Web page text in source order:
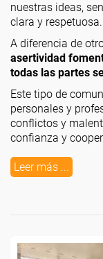
nuestras ideas,
clara y respetuosa.
A diferencia de
asertividad
todas las partes
Este tipo de
personales y
conflictos y
confianza y
Leer más ...